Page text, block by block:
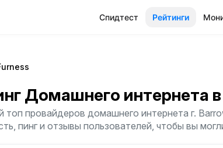
Спидтест Рейтинги
Домашнего интернета
топ провайдеров домашнего интернета г.
пинг и отзывы пользователей, чтобы вы